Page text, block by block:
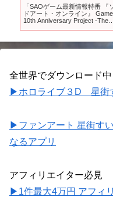
「SAOゲーム最新情報特番 『
ドアート・オンライン』 Game
10th Anniversary Project ‐The
全世界でダウンロード中
▶ホロライブ３D 星街
▶ファンアート 星街す
なるアプリ
アフィリエイター必見
▶1件最大4万円 アフィ